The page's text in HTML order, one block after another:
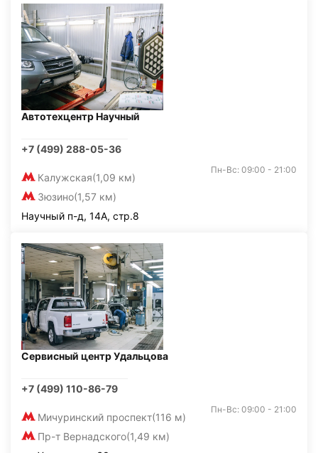
Автотехцентр Научный
+7 (499) 288-05-36
Калужская(1,09 км)
Зюзино(1,57 км)
Пн-Вс: 09:00 - 21:00
Научный п-д, 14А, стр.8
Сервисный центр Удальцова
+7 (499) 110-86-79
Мичуринский проспект(116 м)
Пр-т Вернадского(1,49 км)
Пн-Вс: 09:00 - 21:00